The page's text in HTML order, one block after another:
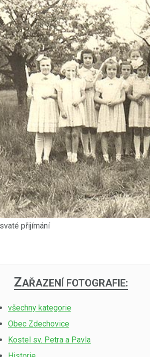
přijímání
ZAŘAZENÍ FOTOGRAFIE:
všechny kategorie
Obec Zdechovice
Kostel sv. Petra a Pavla